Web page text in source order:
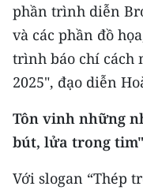
phần trình diễn
và các phần đồ
trình báo chí cách
2025", đạo diễn
Tôn vinh những
bút, lửa trong tim"
Với slogan “Thép